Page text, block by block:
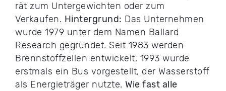
rät zum Untergewichten oder zum
Verkaufen. Hintergrund: Das Unternehmen
wurde 1979 unter dem Namen Ballard
Research gegründet. Seit 1983 werden
Brennstoffzellen entwickelt, 1993 wurde
erstmals ein Bus vorgestellt, der Wasserstoff
als Energieträger nutzte. Wie fast alle